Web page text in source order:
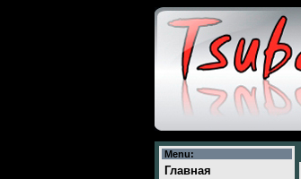
Menu:
Главная